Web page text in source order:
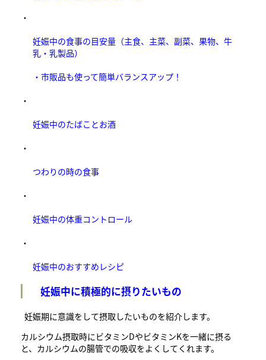
・
妊娠中の食事の目安量（主食、主菜、副菜、果物、牛
乳・乳製品）
・市販品も使って簡単バランスアップ！
・
妊娠中のたばことお酒
・
つわりの時の食事
・
妊娠中の体重コントロール
・
妊娠中のおすすめレシピ
妊娠中に積極的に摂りたいもの
妊娠期に意識をして摂取したいものを紹介します。
カルシウム摂取時にビタミンDやビタミンKを一緒に摂る
と、カルシウムの腸管での吸収をよくしてくれます。